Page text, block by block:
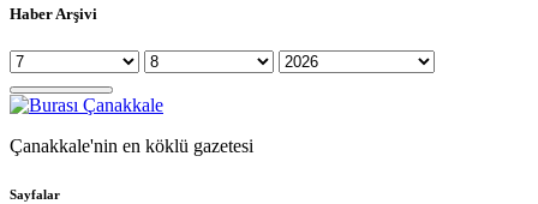
Haber Arşivi
Çanakkale'nin en köklü gazetesi
Sayfalar